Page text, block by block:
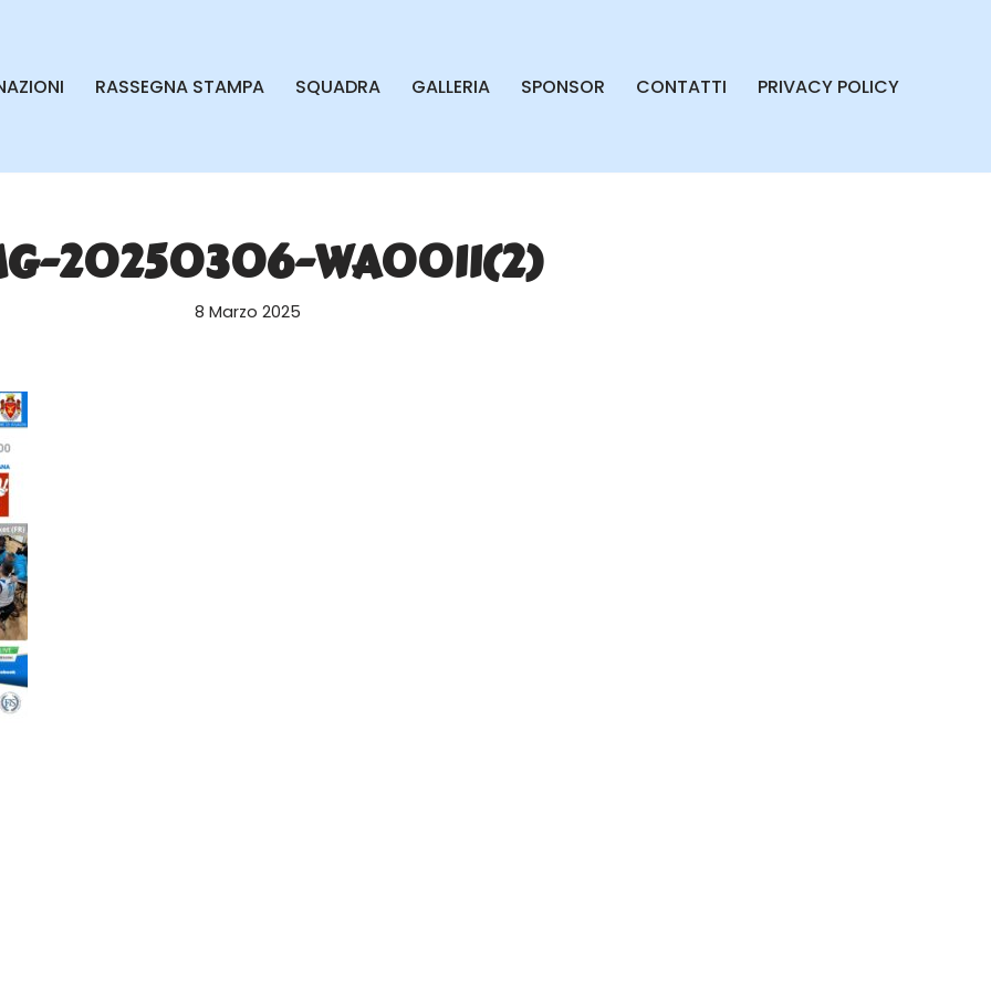
RASSEGNA STAMPA SQUADRA GALLERIA SPONSOR CONTATTI PRIVACY POLICY
20250306-WA0011(2)
8 Marzo 2025